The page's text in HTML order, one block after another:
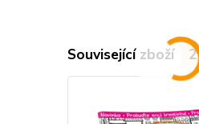
Související zboží